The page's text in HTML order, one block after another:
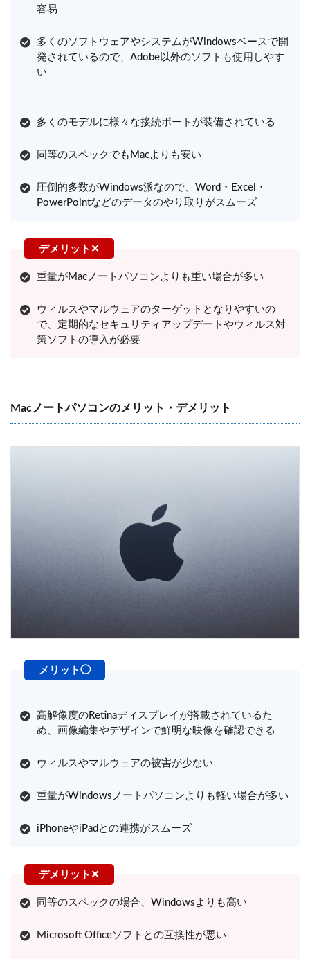
容易
多くのソフトウェアやシステムがWindowsベースで開
発されているので、Adobe以外のソフトも使用しやす
い
多くのモデルに様々な接続ポートが装備されている
同等のスペックでもMacよりも安い
圧倒的多数がWindows派なので、Word・Excel・
PowerPointなどのデータのやり取りがスムーズ
重量がMacノートパソコンよりも重い場合が多い
ウィルスやマルウェアのターゲットとなりやすいの
で、定期的なセキュリティアップデートやウィルス対
策ソフトの導入が必要
Macノートパソコンのメリット・デメリット
高解像度のRetinaディスプレイが搭載されているた
め、画像編集やデザインで鮮明な映像を確認できる
ウィルスやマルウェアの被害が少ない
重量がWindowsノートパソコンよりも軽い場合が多い
iPhoneやiPadとの連携がスムーズ
同等のスペックの場合、Windowsよりも高い
Microsoft Officeソフトとの互換性が悪い